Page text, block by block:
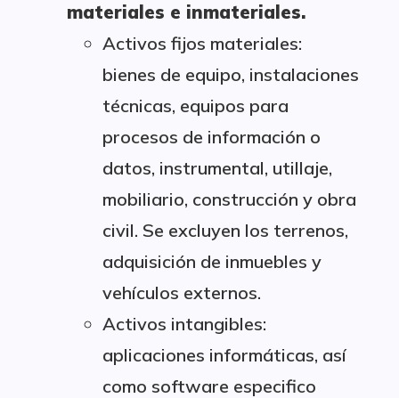
materiales e inmateriales.
Activos fijos materiales:
bienes de equipo, instalaciones
técnicas, equipos para
procesos de información o
datos, instrumental, utillaje,
mobiliario, construcción y obra
civil. Se excluyen los terrenos,
adquisición de inmuebles y
vehículos externos.
Activos intangibles:
aplicaciones informáticas, así
como software especifico